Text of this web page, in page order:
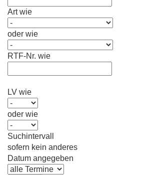
Art wie
oder wie
RTF-Nr. wie
LV wie
oder wie
Suchintervall
sofern kein anderes
Datum angegeben